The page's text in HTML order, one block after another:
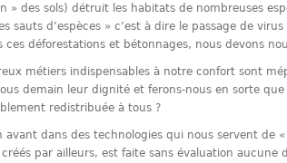
» des sols) détruit les habitats de nombreuses
sauts d’espèces » c’est à dire le passage de
ces déforestations et bétonnages, nous devons
métiers indispensables à notre confort sont
demain leur dignité et ferons-nous en sorte
redistribuée à tous ?
avant dans des technologies qui nous servent de
par ailleurs, est faite sans évaluation aucune